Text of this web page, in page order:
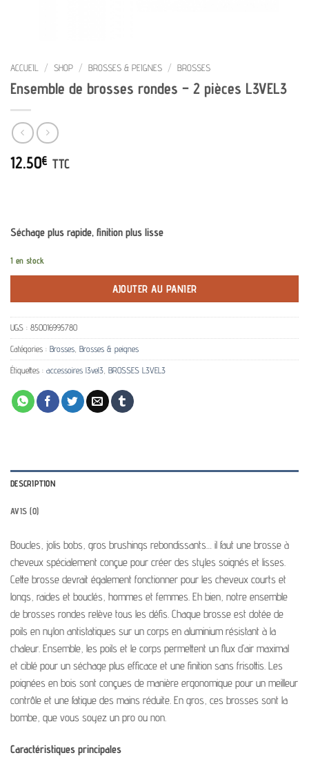
ACCUEIL / SHOP / BROSSES & PEIGNES / BROSSES
Ensemble de brosses rondes – 2 pièces L3VEL3
12.50€ TTC
Séchage plus rapide, finition plus lisse
1 en stock
AJOUTER AU PANIER
UGS : 850016995780
Catégories : Brosses Brosses & peignes
Étiquettes : accessoires l3vel3 BROSSES L3VEL3
DESCRIPTION
AVIS (0)
Boucles, jolis bobs, gros brushings rebondissants… il faut une brosse à
cheveux spécialement conçue pour créer des styles soignés et lisses.
Cette brosse devrait également fonctionner pour les cheveux courts et
longs, raides et bouclés, hommes et femmes. Eh bien, notre ensemble
de brosses rondes relève tous les défis. Chaque brosse est dotée de
poils en nylon antistatiques sur un corps en aluminium résistant à la
chaleur. Ensemble, les poils et le corps permettent un flux d’air maximal
et ciblé pour un séchage plus efficace et une finition sans frisottis. Les
poignées en bois sont conçues de manière ergonomique pour un meilleur
contrôle et une fatigue des mains réduite. En gros, ces brosses sont la
bombe, que vous soyez un pro ou non.
Caractéristiques principales